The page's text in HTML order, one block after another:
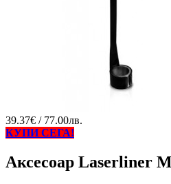
39.37€ / 77.00лв.
КУПИ СЕГА!
Аксесоар Laserliner